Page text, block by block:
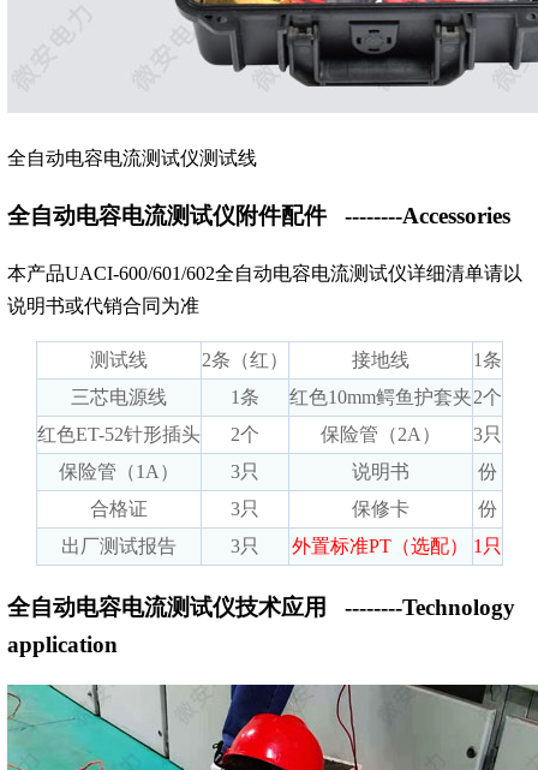
全自动电容电流测试仪测试线
全自动电容电流测试仪附件配件 --------Accessories
本产品UACI-600/601/602全自动电容电流测试仪详细清单请以
说明书或代销合同为准
测试线 2条（红） 接地线
1条
三芯电源线
1条 红色10mm鳄鱼护套夹2个
红色ET-52针形插头
2个 保险管（2A）
3只
保险管（1A）
3只 说明书
份
合格证
3只 保修卡
份
出厂测试报告
3只 外置标准PT（选配） 1只
全自动电容电流测试仪技术应用
--------Technology
application